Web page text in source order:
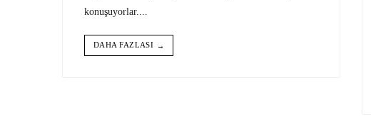
konuşuyorlar....
DAHA FAZLASI →